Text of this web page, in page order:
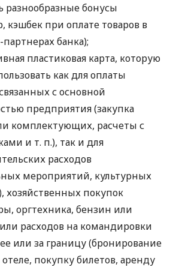
разнообразные бонусы
кэшбек при оплате товаров в
банка);
пластиковая карта, которую
как для оплаты
с основной
предприятия (закупка
комплектующих, расчеты с
и т. п.), так и для
расходов
мероприятий, культурных
хозяйственных покупок
оргтехника, бензин или
расходов на командировки
или за границу (бронирование
покупку билетов, аренду